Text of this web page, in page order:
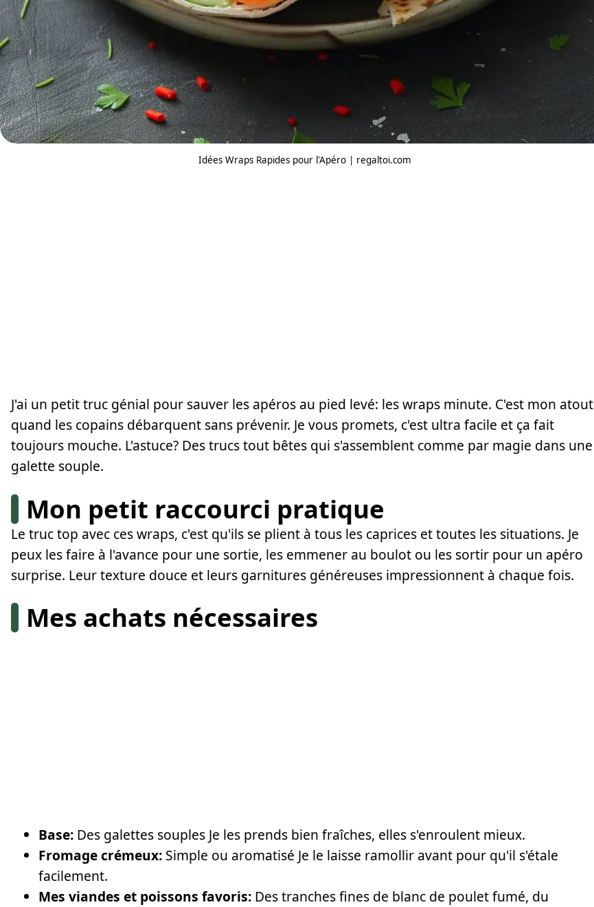
Idées Wraps Rapides pour l'Apéro | regaltoi.com
J'ai un petit truc génial pour sauver les apéros au pied levé: les wraps minute. C'est mon atout
quand les copains débarquent sans prévenir. Je vous promets, c'est ultra facile et ça fait
toujours mouche. L'astuce? Des trucs tout bêtes qui s'assemblent comme par magie dans une
galette souple.
Mon petit raccourci pratique
Le truc top avec ces wraps, c'est qu'ils se plient à tous les caprices et toutes les situations. Je
peux les faire à l'avance pour une sortie, les emmener au boulot ou les sortir pour un apéro
surprise. Leur texture douce et leurs garnitures généreuses impressionnent à chaque fois.
Mes achats nécessaires
Base: Des galettes souples Je les prends bien fraîches, elles s'enroulent mieux.
Fromage crémeux: Simple ou aromatisé Je le laisse ramollir avant pour qu'il s'étale
facilement.
Mes viandes et poissons favoris: Des tranches fines de blanc de poulet fumé, du